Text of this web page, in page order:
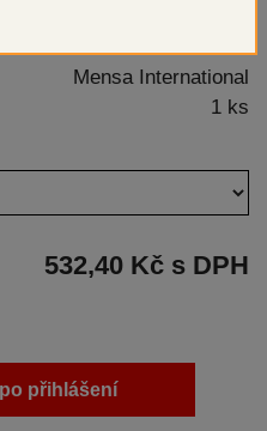
Mensa International
1 ks
532,40 Kč s DPH
přihlášení